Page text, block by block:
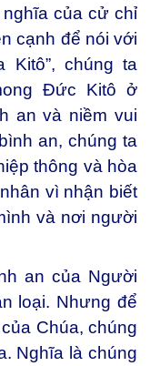
của cử chỉ
cạnh để nói với
Kitô”, chúng ta
Ðức Kitô ở
an và niềm vui
an, chúng ta
thông và hòa
vì nhận biết
và nơi người
an của Người
loại. Nhưng để
Chúa, chúng
Nghĩa là chúng